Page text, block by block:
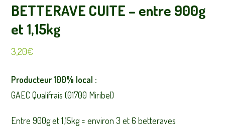
BETTERAVE CUITE – entre 900g
et 1,15kg
3,20€
Producteur 100% local :
GAEC Qualifrais (01700 Miribel)
Entre 900g et 1,15kg = environ 3 et 6 betteraves